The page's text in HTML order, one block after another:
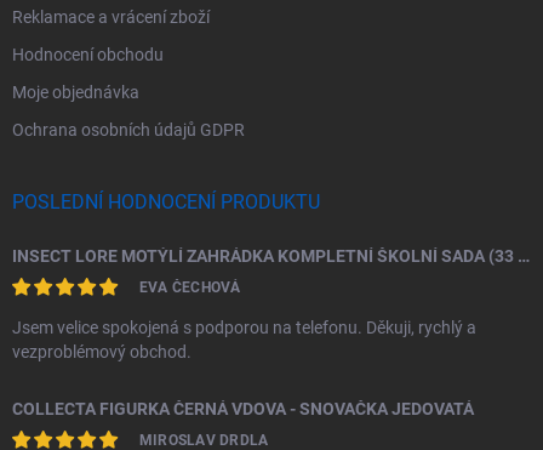
Reklamace a vrácení zboží
Hodnocení obchodu
Moje objednávka
Ochrana osobních údajů GDPR
POSLEDNÍ HODNOCENÍ PRODUKTU
INSECT LORE MOTÝLÍ ZAHRÁDKA KOMPLETNÍ ŠKOLNÍ SADA (33 HOUSENEK)
EVA ČECHOVÁ
Jsem velice spokojená s podporou na telefonu. Děkuji, rychlý a
vezproblémový obchod.
COLLECTA FIGURKA ČERNÁ VDOVA - SNOVAČKA JEDOVATÁ
MIROSLAV DRDLA